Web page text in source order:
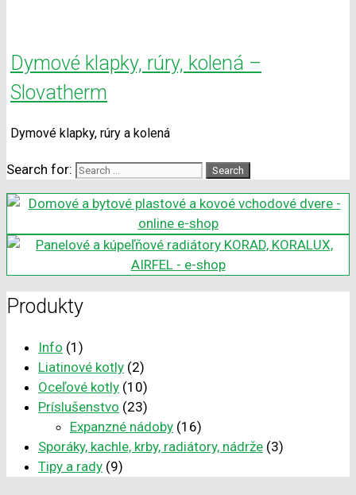
Dymové klapky, rúry, kolená –
Slovatherm
Dymové klapky, rúry a kolená
Search for:
Produkty
Info (1)
Liatinové kotly (2)
Oceľové kotly (10)
Príslušenstvo (23)
Expanzné nádoby (16)
Sporáky, kachle, krby, radiátory, nádrže (3)
Tipy a rady (9)